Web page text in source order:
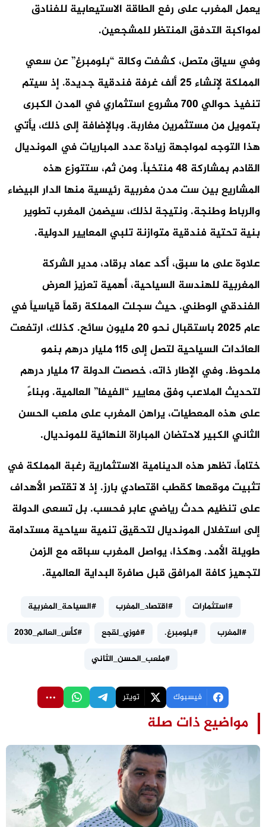
يعمل المغرب على رفع الطاقة الاستيعابية للفنادق
لمواكبة التدفق المنتظر للمشجعين.
وفي سياق متصل، كشفت وكالة “بلومبرغ” عن سعي
المملكة لإنشاء 25 ألف غرفة فندقية جديدة.
إذ سيتم
تنفيذ حوالي 700 مشروع استثماري في المدن الكبرى
بتمويل من مستثمرين مغاربة. وبالإضافة إلى ذلك، يأتي
هذا التوجه لمواجهة زيادة عدد المباريات في المونديال
القادم بمشاركة 48 منتخباً.
ومن ثم، ستتوزع هذه
المشاريع بين ست مدن مغربية رئيسية منها الدار البيضاء
والرباط وطنجة. ونتيجة لذلك، سيضمن المغرب تطوير
بنية تحتية فندقية متوازنة تلبي المعايير الدولية.
علاوة على ما سبق، أكد عماد برقاد، مدير الشركة
المغربية للهندسة السياحية، أهمية تعزيز العرض
الفندقي الوطني. حيث سجلت المملكة رقماً قياسياً في
عام 2025 باستقبال نحو 20 مليون سائح.
كذلك، ارتفعت
العائدات السياحية لتصل إلى 115 مليار درهم بنمو
ملحوظ. وفي الإطار ذاته
، خصصت الدولة 17 مليار درهم
لتحديث الملاعب وفق معايير “الفيفا” العالمية. وبناءً
على هذه المعطيات، يراهن المغرب على ملعب الحسن
الثاني الكبير لاحتضان المباراة النهائية للمونديال.
ختاماً، تظهر هذه الدينامية الاستثمارية رغبة المملكة في
تثبيت موقعها كقطب اقتصادي بارز. إذ لا تقتصر الأهداف
على تنظيم حدث رياضي عابر فحسب. بلتسعى الدولة
إلى استغلال المونديال لتحقيق تنمية سياحية مستدامة
طويلة الأمد. وهكذا، يواصل المغرب سباقه مع الزمن
لتجهيز كافة المرافق قبل صافرة البداية العالمية.
#استثمارات #اقتصاد_المغرب
#السياحة_المغربية
#المغرب
#بلومبرغ. #فوزي_لقجع
#كأس_العالم_2030
#ملعب_الحسن_الثاني
فيسبوك تويتر
مواضيع ذات صلة